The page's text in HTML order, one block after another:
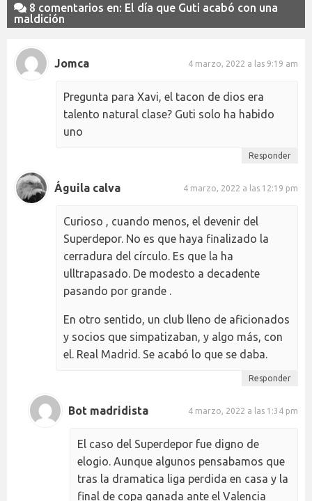
8 comentarios en: El día que Guti acabó con una
maldición
Jomca 4 marzo, 2022 a las 9:19 am
Pregunta para Xavi, el tacon de dios era
talento natural clase? Guti solo ha habido
uno
Responder
Águila calva 4 marzo, 2022 a las 12:19 pm
Curioso , cuando menos, el devenir del
Superdepor. No es que haya finalizado la
cerradura del círculo. Es que la ha
ulltrapasado. De modesto a decadente
pasando por grande .
En otro sentido, un club lleno de aficionados
y socios que simpatizaban, y algo más, con
el. Real Madrid. Se acabó lo que se daba.
Responder
Bot madridista 4 marzo, 2022 a las 1:34 pm
El caso del Superdepor fue digno de
elogio. Aunque algunos pensabamos que
tras la dramatica liga perdida en casa y la
final de copa ganada ante el Valencia